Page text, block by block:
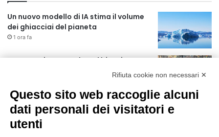
Un nuovo modello di IA stima il volume
dei ghiacciai del pianeta
1 ora fa
Manutenzione strade, nel biennio
Il codice segreto dei neuroni: la
memoria della nascita che costruisce il
cervello
Rifiuta cookie non necessari ✕
Questo sito web raccoglie alcuni
dati personali dei visitatori e
utenti